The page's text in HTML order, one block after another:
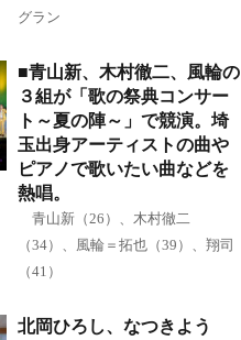
グラン
■青山新、木村徹二、風輪の
３組が「歌の祭典コンサー
ト～夏の陣～」で競演。埼
玉出身アーティストの曲や
ピアノで歌いたい曲などを
熱唱。
青山新（26）、木村徹二
（34）、風輪＝拓也（39）、翔司
（41）
北岡ひろし、なつきよう